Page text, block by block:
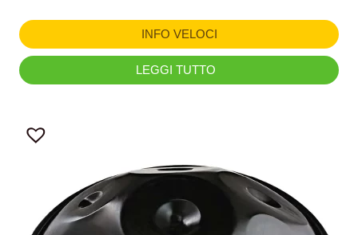
INFO VELOCI
LEGGI TUTTO